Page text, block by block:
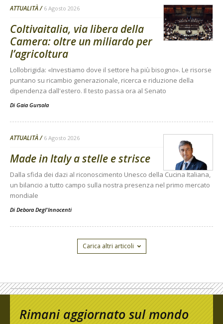
ATTUALITÀ 6 Agosto 2026
Coltivaitalia, via libera della
Camera: oltre un miliardo per
l’agricoltura
Lollobrigida: «Investiamo dove il settore ha più bisogno». Le risorse
puntano su ricambio generazionale, ricerca e riduzione della
dipendenza dall'estero. Il testo passa ora al Senato
Di Gaia Gursola
ATTUALITÀ 6 Agosto 2026
Made in Italy a stelle e strisce
Dalla sfida dei dazi al riconoscimento Unesco della Cucina Italiana,
un bilancio a tutto campo sulla nostra presenza nel primo mercato
mondiale
Di Debora Degl'Innocenti
Carica altri articoli
Rimani aggiornato sul mondo